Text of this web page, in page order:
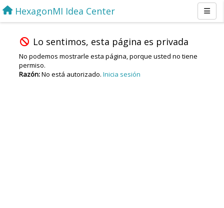
HexagonMI Idea Center
Lo sentimos, esta página es privada
No podemos mostrarle esta página, porque usted no tiene
permiso.
Razón:No está autorizado. Inicia sesión